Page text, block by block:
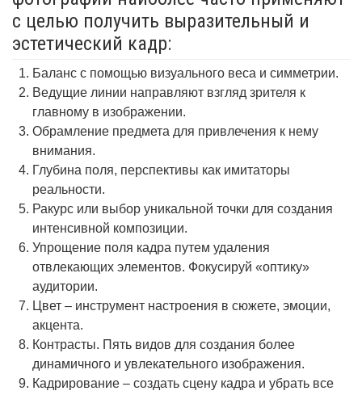
с целью получить выразительный и
эстетический кадр:
Баланс с помощью визуального веса и симметрии.
Ведущие линии направляют взгляд зрителя к
главному в изображении.
Обрамление предмета для привлечения к нему
внимания.
Глубина поля, перспективы как имитаторы
реальности.
Ракурс или выбор уникальной точки для создания
интенсивной композиции.
Упрощение поля кадра путем удаления
отвлекающих элементов. Фокусируй «оптику»
аудитории.
Цвет – инструмент настроения в сюжете, эмоции,
акцента.
Контрасты. Пять видов для создания более
динамичного и увлекательного изображения.
Кадрирование – создать сцену кадра и убрать все